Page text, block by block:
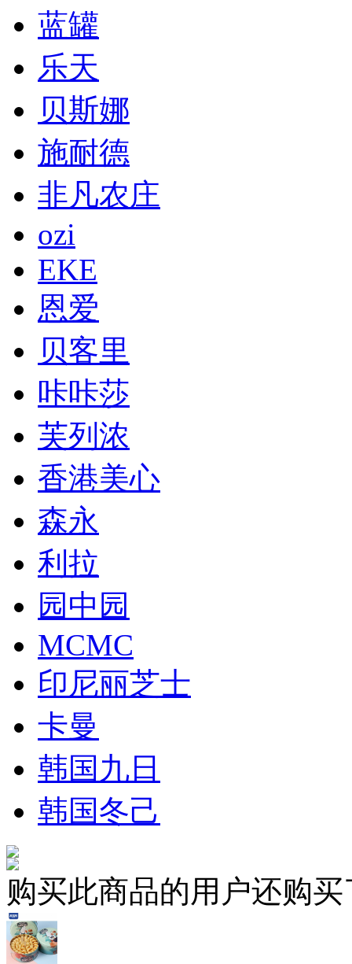
蓝罐
乐天
贝斯娜
施耐德
非凡农庄
ozi
EKE
恩爱
贝客里
咔咔莎
芙列浓
香港美心
森永
利拉
园中园
MCMC
印尼丽芝士
卡曼
韩国九日
韩国冬己
购买此商品的用户还购买